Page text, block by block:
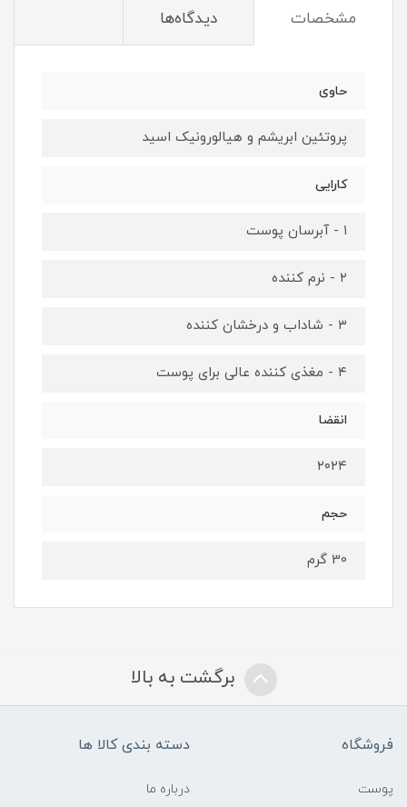
مشخصات دیدگاه‌ها
حاوی
پروتئین ابریشم و هیالورونیک‌ اسید
کارایی
۱ - آبرسان پوست
۲ - نرم‌ کننده
۳ - شاداب و درخشان کننده
۴ - مغذی کننده عالی برای پوست
انقضا
۲۰۲۴
حجم
30 گرم
برگشت به بالا
فروشگاه
پوست
دسته بندی کالا ها
درباره ما